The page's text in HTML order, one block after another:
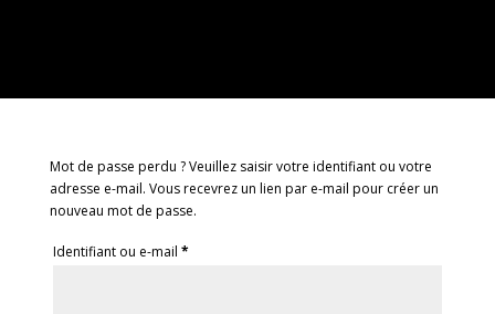
Mot de passe perdu ? Veuillez saisir votre identifiant ou votre
adresse e-mail. Vous recevrez un lien par e-mail pour créer un
nouveau mot de passe.
Identifiant ou e-mail *Obligatoire